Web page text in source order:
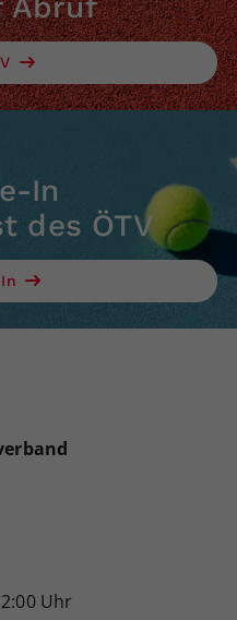
Abruf
In
des ÖTV
Uhr
Ihre Consent-
Unter anderem eine
ID, für die
Ihrer